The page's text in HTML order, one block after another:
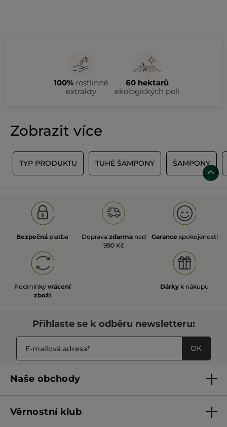
100% rostlinné
extrakty
60 hektarů
ekologických polí
Zobrazit více
TYP PRODUKTU TUHÉ ŠAMPONY ŠAMPONY
Bezpečná platba Doprava zdarma nad
990 Kč
Garance spokojenosti
Podmínky vrácení
zboží
Dárky k nákupu
Přihlaste se k odběru newsletteru:
OK
Naše obchody
Franšízing
Věrnostní klub